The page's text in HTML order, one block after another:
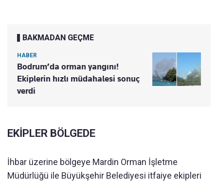
BAKMADAN GEÇME
HABER
Bodrum’da orman yangını!
Ekiplerin hızlı müdahalesi sonuç
verdi
EKİPLER BÖLGEDE
İhbar üzerine bölgeye Mardin Orman İşletme
Müdürlüğü ile Büyükşehir Belediyesi itfaiye ekipleri